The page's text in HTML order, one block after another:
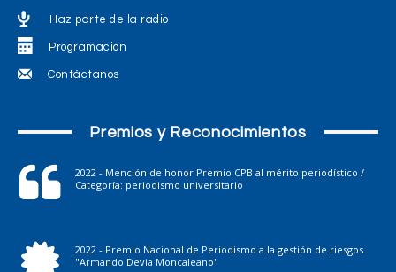
Haz parte de la radio
Programación
Contáctanos
Premios y Reconocimientos
2022 - Mención de honor Premio CPB al mérito periodístico /
Categoría: periodismo universitario
2022 - Premio Nacional de Periodismo a la gestión de riesgos
"Armando Devia Moncaleano"